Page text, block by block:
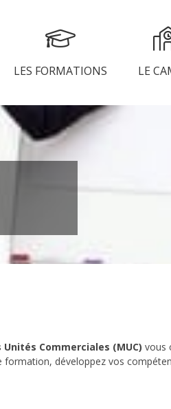
LES FORMATIONS LE
Commerciales (MUC) vous
développez vos